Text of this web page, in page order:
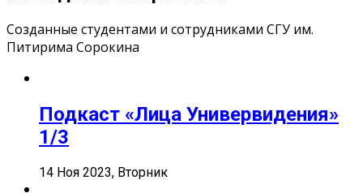
Созданные студентами и сотрудниками СГУ им.
Питирима Сорокина
Подкаст «Лица Универвидения»
1/3
14 Ноя 2023, Вторник